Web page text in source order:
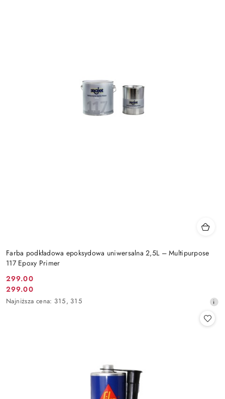
Farba podkładowa epoksydowa uniwersalna 2,5L – Multipurpose
117 Epoxy Primer
Cena
promocyjna:
299.00
Cena
promocyjna:
299.00
Najniższa
Najniższa cena: 315, 315